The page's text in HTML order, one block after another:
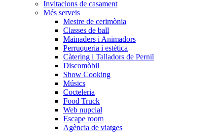
Invitacions de casament
Més serveis
Mestre de cerimònia
Classes de ball
Mainaders i Animadors
Perruqueria i estètica
Càtering i Talladors de Pernil
Discomòbil
Show Cooking
Músics
Cocteleria
Food Truck
Web nupcial
Escape room
Agència de viatges